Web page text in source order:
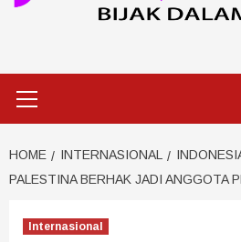
HOME INTERNASIONAL
PALESTINA BERHAK JADI ANGGOTA
Internasional